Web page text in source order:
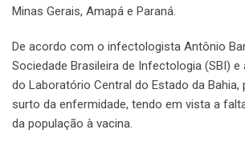
Minas Gerais, Amapá e Paraná.
De acordo com o infectologista Antônio
Sociedade Brasileira de Infectologia (SBI)
do Laboratório Central do Estado da Bahia,
surto da enfermidade, tendo em vista a
da população à vacina.